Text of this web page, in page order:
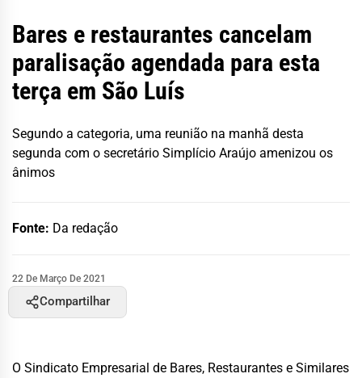
Bares e restaurantes cancelam
paralisação agendada para esta
terça em São Luís
Segundo a categoria, uma reunião na manhã desta
segunda com o secretário Simplício Araújo amenizou os
ânimos
Fonte: Da redação
22 De Março De 2021
Compartilhar
O Sindicato Empresarial de Bares, Restaurantes e Similares